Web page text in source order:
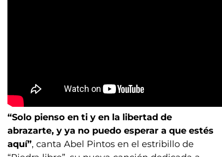
“Solo pienso en ti y en la libertad de
abrazarte, y ya no puedo esperar a que estés
aquí”, canta Abel Pintos en el estribillo de